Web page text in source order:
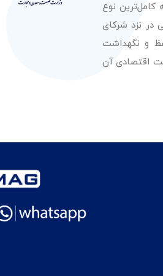
کامل‌ترین نوع
در نزد شرکای
و نگهداشت
اقتصادی آن